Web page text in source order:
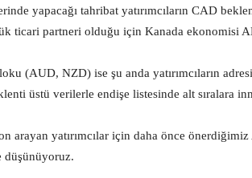
yapacağı tahribat yatırımcıların CAD
ticari partneri olduğu için Kanada ekonomisi
(AUD, NZD) ise şu anda yatırımcıların
üstü verilerle endişe listesinde alt sıralara
arayan yatırımcılar için daha önce
düşünüyoruz.